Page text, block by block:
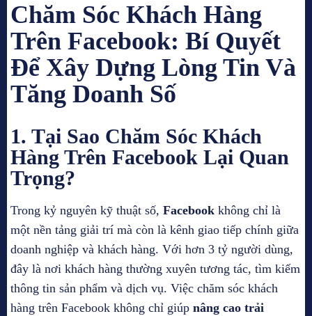
Chăm Sóc Khách Hàng
Trên Facebook: Bí Quyết
Để Xây Dựng Lòng Tin Và
Tăng Doanh Số
1. Tại Sao Chăm Sóc Khách
Hàng Trên Facebook Lại Quan
Trọng?
Trong kỷ nguyên kỹ thuật số, Facebook không chỉ là
một nền tảng giải trí mà còn là kênh giao tiếp chính giữa
doanh nghiệp và khách hàng. Với hơn 3 tỷ người dùng,
đây là nơi khách hàng thường xuyên tương tác, tìm kiếm
thông tin sản phẩm và dịch vụ. Việc chăm sóc khách
hàng trên Facebook không chỉ giúp nâng cao trải